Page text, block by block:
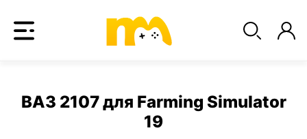
ВАЗ 2107 для Farming Simulator
19